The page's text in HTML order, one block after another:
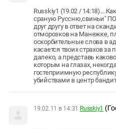
Russkiy1 (19.02 /
сраную Руссню,свиньи"
друг другу в ответ на
отморозков на Манежке,
оскорбительные слова в
касается твоих страхов за
далеко, а представь
которым на глазах,
гостеприимную
убийствами в центр
19.02.11 в 14:31 Russkiy1